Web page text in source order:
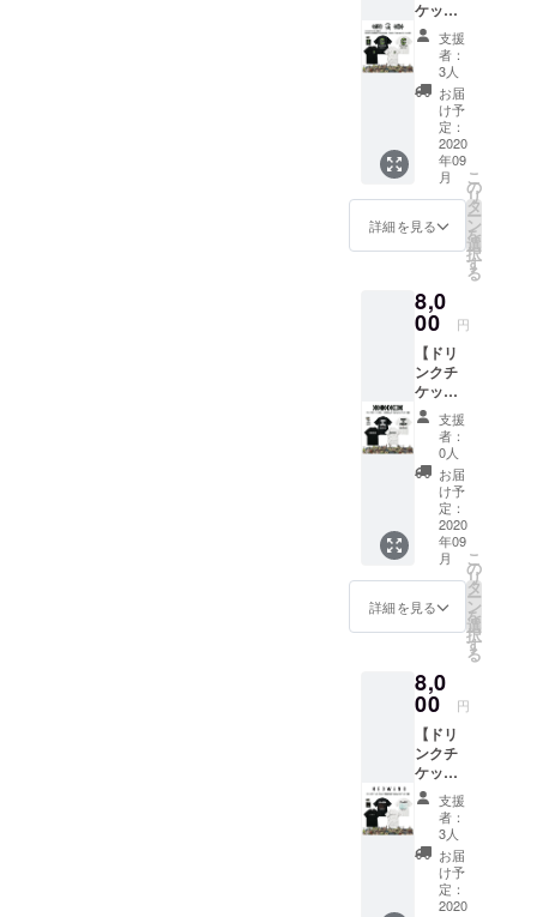
要の方
は備考
欄へ
【不
要】と
ご記入
くださ
開から
6ヶ月以
内。 ●
壁面ポ
スター
へのお
名前掲
載可能
な方は
お名前
(又は
欄へご
記入く
ださ
い。 ※
掲載不
要の方
は備考
欄へ
【不
要】と
ご記入
くださ
ケット
(1枚)＋
RUDIE’
SABBA
T13×R
OLLING
CRADL
E Tシャ
ツ＋ス
テッ
カー1枚
支援】
● Tシャ
(BLAC
K or
WHITE)
1枚。
・サイ
ズ：M /
L / XL /
XXL ●
ドリン
クチ
ケット1
枚。 有
効期限
は営業
再開か
ら6ヶ月
以内。
●RUDIE
’S×SAB
BAT13×
ROLLIN
G
CRADL
Eステッ
カー1
枚。 ●
壁面ポ
スター
へのお
名前掲
載。 ※
掲載可
能な方
支援
者：
3人
お届
け予
定：
2020
年09
月
詳細を見る
こ
の
リ
タ
ー
ン
を
選
択
す
る
8,0
00 円
【ドリ
ンクチ
ケット
(1枚)＋
ANIMA
LIA T
シャツ
＋ス
テッ
カー1枚
支援】
● Tシャ
ツ
(BLAC
K or
WHITE)
・サイ
ズ：M /
L / XL /
XXL ●
ドリン
クチ
ケット1
枚。 有
効期限
は営業
再開か
ら6ヶ月
以内。
支援
者：
0人
お届
け予
定：
2020
年09
月
詳細を見る
こ
の
リ
タ
ー
ン
を
選
択
す
る
8,0
00 円
【ドリ
ンクチ
ケット
(1枚)＋
HEDWi
NG T
シャツ
＋ス
テッ
カー1枚
支援
者：
3人
お届
け予
定：
2020